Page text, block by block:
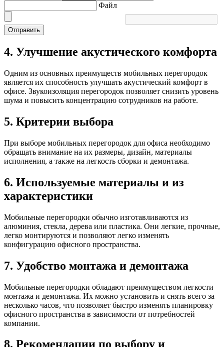
Файл
Отправить
4. Улучшение акустического комфорта
Одним из основных преимуществ мобильных перегородок
является их способность улучшать акустический комфорт в
офисе. Звукоизоляция перегородок позволяет снизить уровень
шума и повысить концентрацию сотрудников на работе.
5. Критерии выбора
При выборе мобильных перегородок для офиса необходимо
обращать внимание на их размеры, дизайн, материалы
исполнения, а также на легкость сборки и демонтажа.
6. Используемые материалы и из
характеристики
Мобильные перегородки обычно изготавливаются из
алюминия, стекла, дерева или пластика. Они легкие, прочные,
легко монтируются и позволяют легко изменять
конфигурацию офисного пространства.
7. Удобство монтажа и демонтажа
Мобильные перегородки обладают преимуществом легкости
монтажа и демонтажа. Их можно установить и снять всего за
несколько часов, что позволяет быстро изменять планировку
офисного пространства в зависимости от потребностей
компании.
8. Рекомендации по выбору и